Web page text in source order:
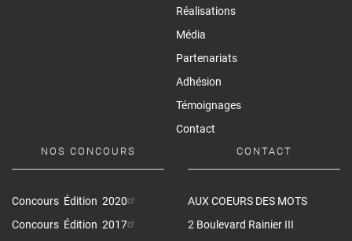
Réalisations
Média
Partenariats
Adhésion
Témoignages
Contact
NOS CONCOURS
Concours Édition 2020
Concours Édition 2017
CONTACT
AUX COEURS DES MOTS
2 Boulevard Rainier III